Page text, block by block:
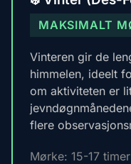
MAKSIMALT
Vinteren gir de
himmelen, ideelt
om aktiviteten er
flere
Mørke: 15-17 timer